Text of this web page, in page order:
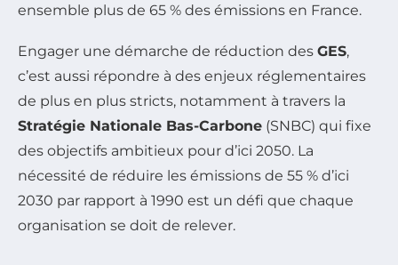
ensemble plus de 65 % des émissions en France.
Engager une démarche de réduction des GES,
c’est aussi répondre à des enjeux réglementaires
de plus en plus stricts, notamment à travers la
Stratégie Nationale Bas-Carbone (SNBC) qui fixe
des objectifs ambitieux pour d’ici 2050. La
nécessité de réduire les émissions de 55 % d’ici
2030 par rapport à 1990 est un défi que chaque
organisation se doit de relever.